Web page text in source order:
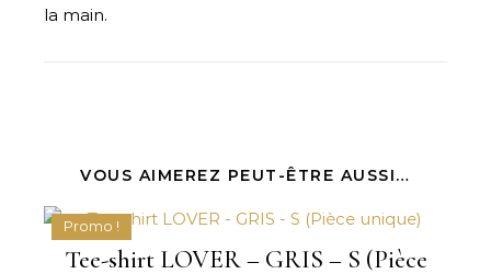
la main.
VOUS AIMEREZ PEUT-ÊTRE AUSSI…
Promo !
Tee-shirt LOVER – GRIS – S (Pièce